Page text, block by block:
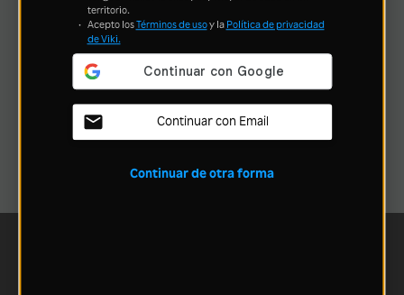
territorio.
Acepto losTérminos de usoy la Política de privacidad
de Viki.
Continuar con Email
Continuar de otra forma